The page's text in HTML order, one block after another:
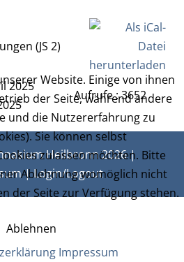
(JS 2)
2025
Aufrufe: 3652
Heilbronn 2026 |
|Login/Logout
Website. Einige von ihnen
der Seite, während andere
und die Nutzererfahrung zu
Sie können selbst
zulassen möchten. Bitte
Ablehnung womöglich nicht
der Seite zur Verfügung stehen.
Ablehnen
Impressum